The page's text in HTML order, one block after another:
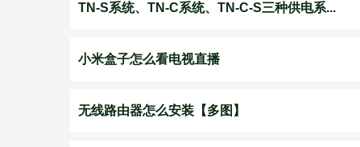
TN-S系统、TN-C系统、TN-C-S三种供电系...
小米盒子怎么看电视直播
无线路由器怎么安装【多图】